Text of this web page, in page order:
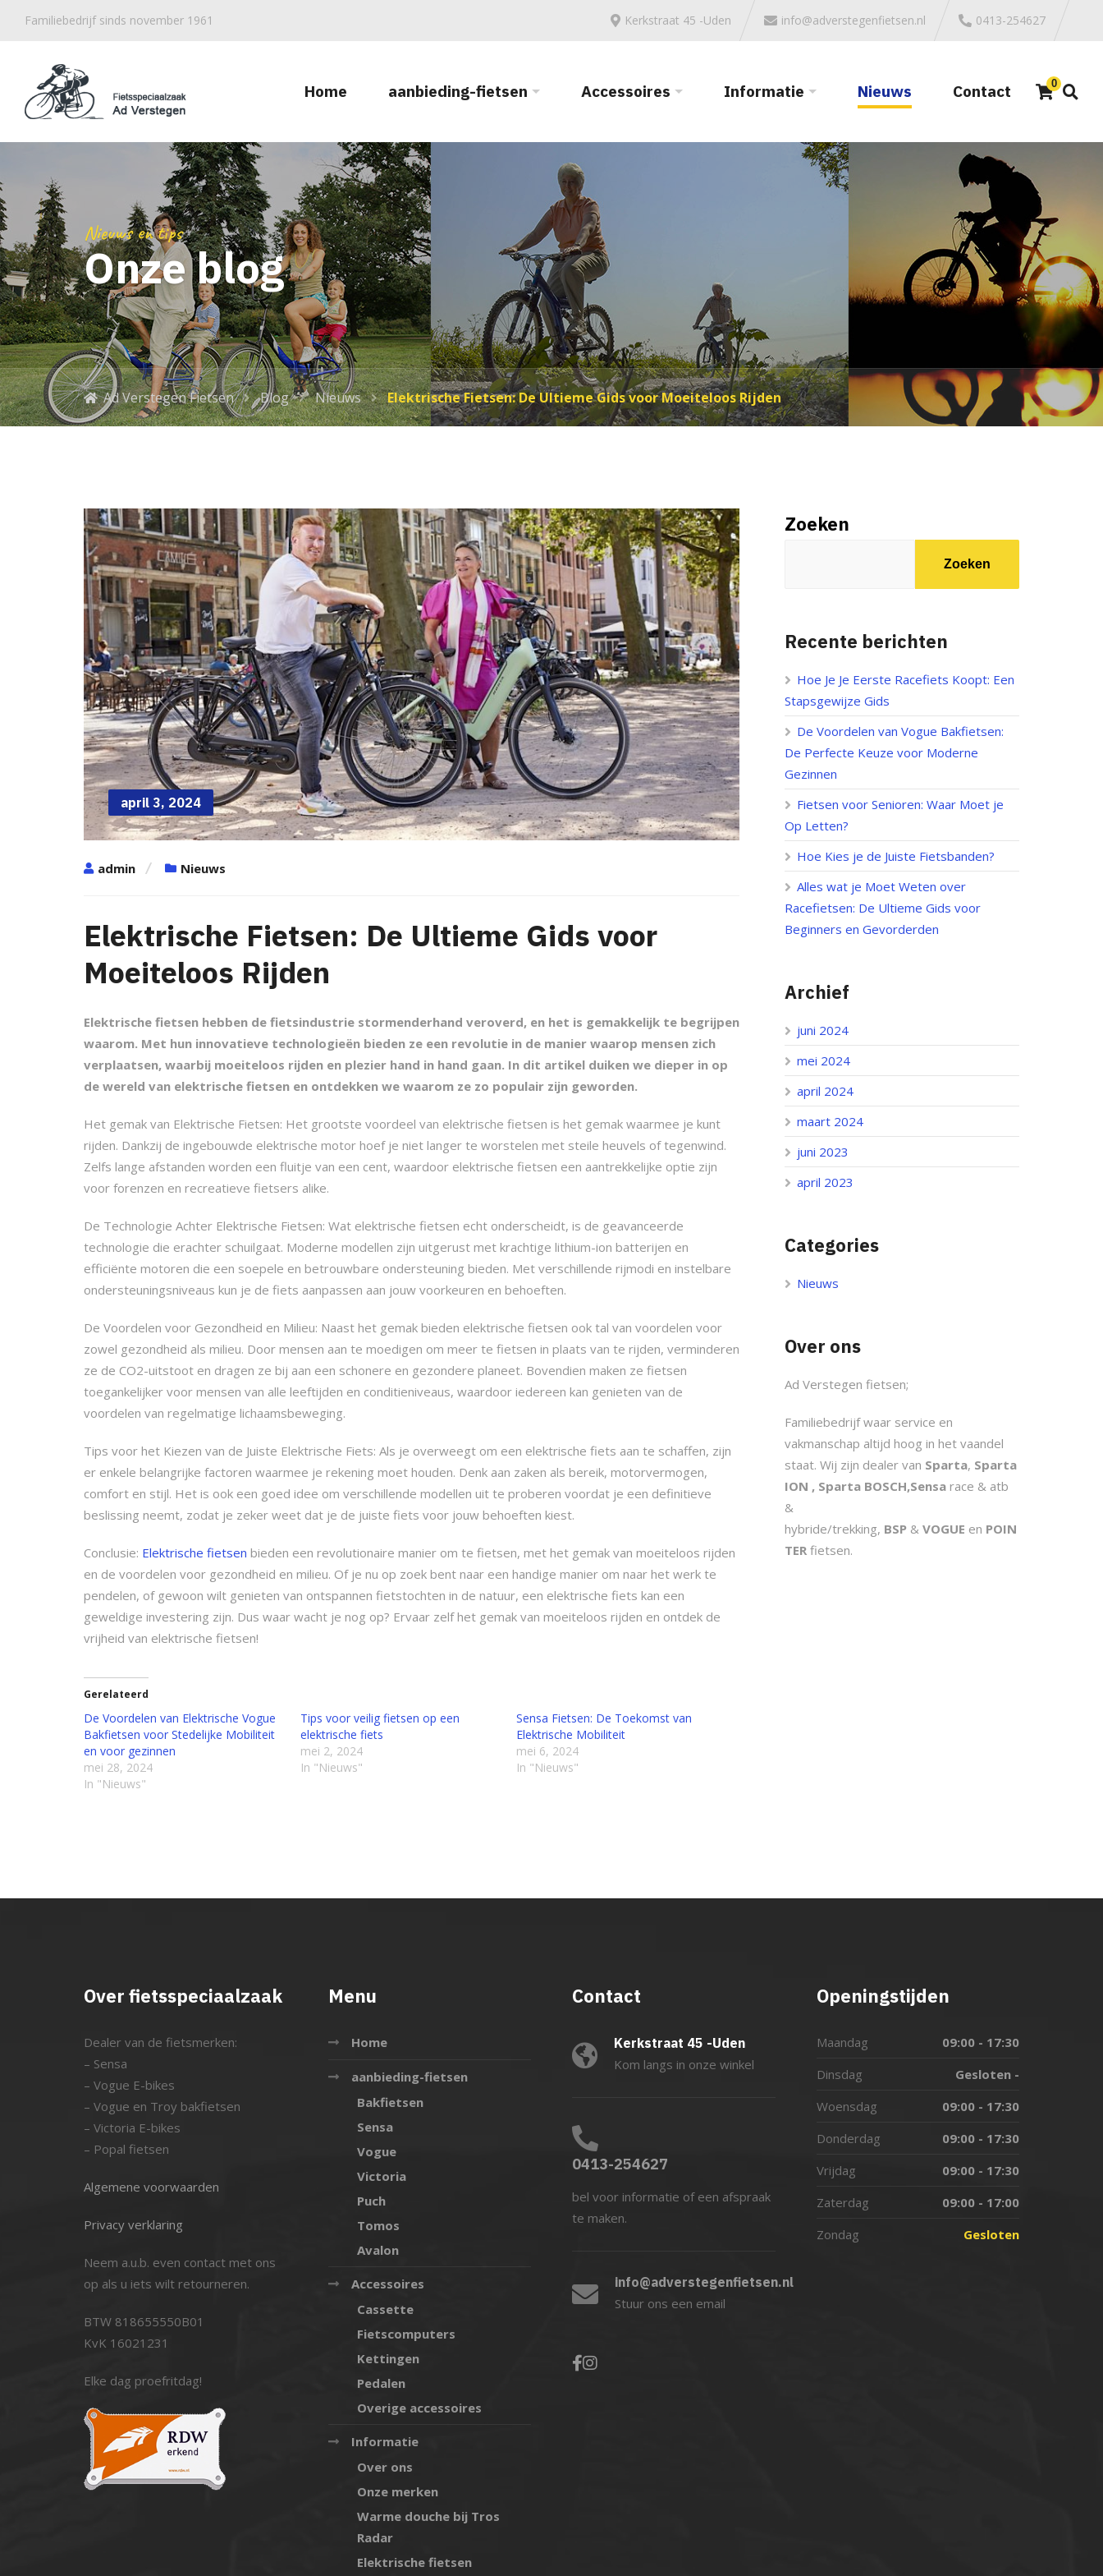
Familiebedrijf sinds november 1961 Kerkstraat 45 -Uden info@adverstegenfietsen.nl 0413-254627
Home aanbieding-fietsen Accessoires Informatie Nieuws Contact 0
Nieuws en tips
Onze blog
Ad Verstegen Fietsen Blog Nieuws Elektrische Fietsen: De Ultieme Gids voor Moeiteloos Rijden
april 3, 2024
admin Nieuws
Elektrische Fietsen: De Ultieme Gids voor
Moeiteloos Rijden
Elektrische fietsen hebben de fietsindustrie stormenderhand veroverd, en het is gemakkelijk te begrijpen
waarom. Met hun innovatieve technologieën bieden ze een revolutie in de manier waarop mensen zich
verplaatsen, waarbij moeiteloos rijden en plezier hand in hand gaan. In dit artikel duiken we dieper in op
de wereld van elektrische fietsen en ontdekken we waarom ze zo populair zijn geworden.
Het gemak van Elektrische Fietsen: Het grootste voordeel van elektrische fietsen is het gemak waarmee je kunt
rijden. Dankzij de ingebouwde elektrische motor hoef je niet langer te worstelen met steile heuvels of tegenwind.
Zelfs lange afstanden worden een fluitje van een cent, waardoor elektrische fietsen een aantrekkelijke optie zijn
voor forenzen en recreatieve fietsers alike.
De Technologie Achter Elektrische Fietsen: Wat elektrische fietsen echt onderscheidt, is de geavanceerde
technologie die erachter schuilgaat. Moderne modellen zijn uitgerust met krachtige lithium-ion batterijen en
efficiënte motoren die een soepele en betrouwbare ondersteuning bieden. Met verschillende rijmodi en instelbare
ondersteuningsniveaus kun je de fiets aanpassen aan jouw voorkeuren en behoeften.
De Voordelen voor Gezondheid en Milieu: Naast het gemak bieden elektrische fietsen ook tal van voordelen voor
zowel gezondheid als milieu. Door mensen aan te moedigen om meer te fietsen in plaats van te rijden, verminderen
ze de CO2-uitstoot en dragen ze bij aan een schonere en gezondere planeet. Bovendien maken ze fietsen
toegankelijker voor mensen van alle leeftijden en conditieniveaus, waardoor iedereen kan genieten van de
voordelen van regelmatige lichaamsbeweging.
Tips voor het Kiezen van de Juiste Elektrische Fiets: Als je overweegt om een elektrische fiets aan te schaffen, zijn
er enkele belangrijke factoren waarmee je rekening moet houden. Denk aan zaken als bereik, motorvermogen,
comfort en stijl. Het is ook een goed idee om verschillende modellen uit te proberen voordat je een definitieve
beslissing neemt, zodat je zeker weet dat je de juiste fiets voor jouw behoeften kiest.
Conclusie: Elektrische fietsen bieden een revolutionaire manier om te fietsen, met het gemak van moeiteloos rijden
en de voordelen voor gezondheid en milieu. Of je nu op zoek bent naar een handige manier om naar het werk te
pendelen, of gewoon wilt genieten van ontspannen fietstochten in de natuur, een elektrische fiets kan een
geweldige investering zijn. Dus waar wacht je nog op? Ervaar zelf het gemak van moeiteloos rijden en ontdek de
vrijheid van elektrische fietsen!
Gerelateerd
De Voordelen van Elektrische Vogue
Bakfietsen voor Stedelijke Mobiliteit
en voor gezinnen
mei 28, 2024
In "Nieuws"
Tips voor veilig fietsen op een
elektrische fiets
mei 2, 2024
In "Nieuws"
Sensa Fietsen: De Toekomst van
Elektrische Mobiliteit
mei 6, 2024
In "Nieuws"
Zoeken
Zoeken
Recente berichten
Hoe Je Je Eerste Racefiets Koopt: Een
Stapsgewijze Gids
De Voordelen van Vogue Bakfietsen:
De Perfecte Keuze voor Moderne
Gezinnen
Fietsen voor Senioren: Waar Moet je
Op Letten?
Hoe Kies je de Juiste Fietsbanden?
Alles wat je Moet Weten over
Racefietsen: De Ultieme Gids voor
Beginners en Gevorderden
Archief
juni 2024
mei 2024
april 2024
maart 2024
juni 2023
april 2023
Categories
Nieuws
Over ons
Ad Verstegen fietsen;
Familiebedrijf waar service en
vakmanschap altijd hoog in het vaandel
staat. Wij zijn dealer van Sparta, Sparta
ION , Sparta BOSCH,Sensa race & atb
&
hybride/trekking, BSP &VOGUE en POIN
TER fietsen.
Over fietsspeciaalzaak
Dealer van de fietsmerken:
– Sensa
– Vogue E-bikes
– Vogue en Troy bakfietsen
– Victoria E-bikes
– Popal fietsen
Algemene voorwaarden
Privacy verklaring
Neem a.u.b. even contact met ons
op als u iets wilt retourneren.
BTW 818655550B01
KvK 16021231
Elke dag proefritdag!
Menu
Home
aanbieding-fietsen
Bakfietsen
Sensa
Vogue
Victoria
Puch
Tomos
Avalon
Accessoires
Cassette
Fietscomputers
Kettingen
Pedalen
Overige accessoires
Informatie
Over ons
Onze merken
Warme douche bij Tros
Radar
Elektrische fietsen
Contact
Kerkstraat 45 -Uden
Kom langs in onze winkel
0413-254627
bel voor informatie of een afspraak
te maken.
info@adverstegenfietsen.nl
Stuur ons een email
Openingstijden
Maandag
09:00 - 17:30
Dinsdag
Gesloten -
Woensdag
09:00 - 17:30
Donderdag
09:00 - 17:30
Vrijdag
09:00 - 17:30
Zaterdag
09:00 - 17:00
Zondag
Gesloten